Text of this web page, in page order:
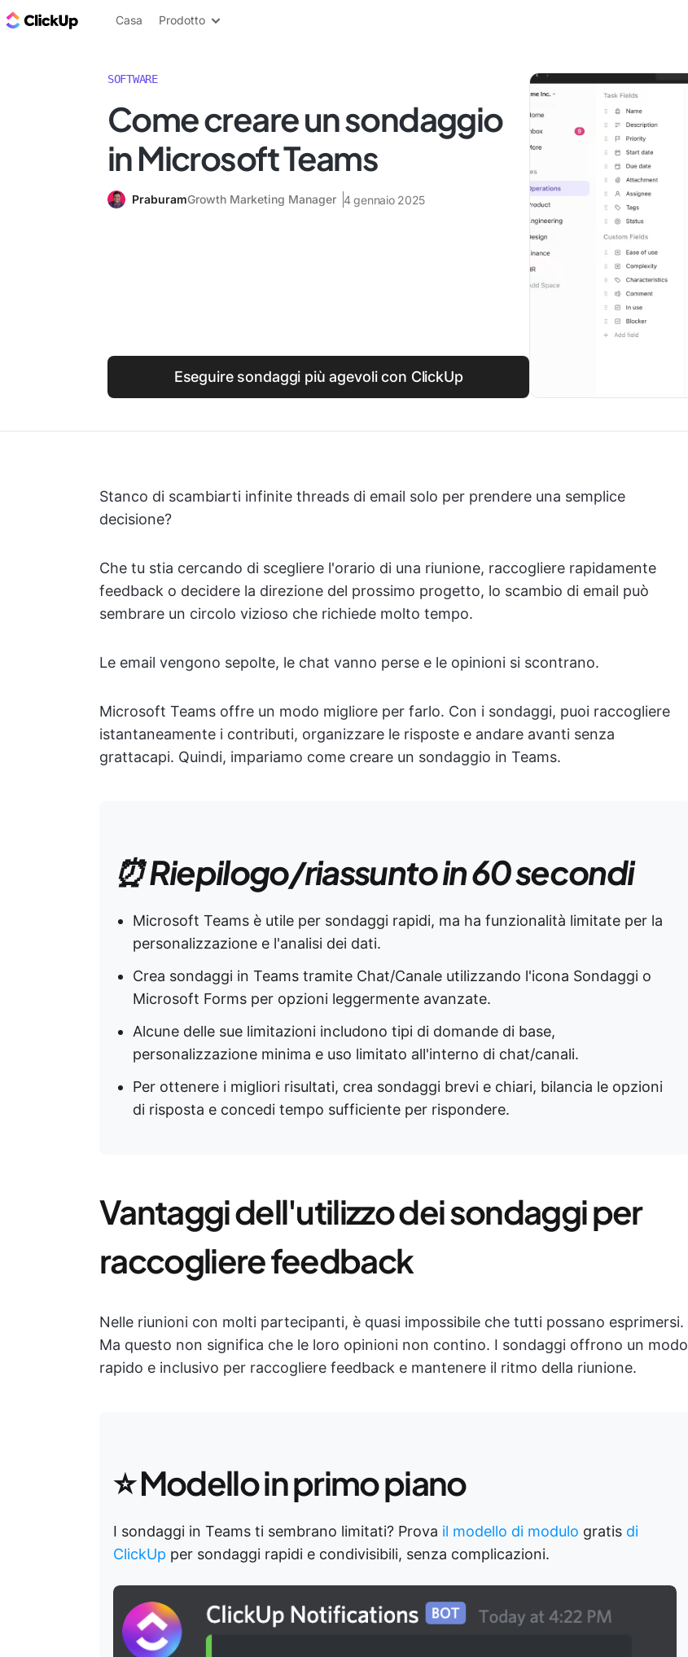
Blog di ClickUp
Casa Prodotto
SOFTWARE
Come creare un sondaggio
in Microsoft Teams
PraburamGrowth Marketing Manager 4 gennaio 2025
Eseguire sondaggi più agevoli con ClickUp
Stanco di scambiarti infinite threads di email solo per prendere una semplice
decisione?
Che tu stia cercando di scegliere l'orario di una riunione, raccogliere rapidamente
feedback o decidere la direzione del prossimo progetto, lo scambio di email può
sembrare un circolo vizioso che richiede molto tempo.
Le email vengono sepolte, le chat vanno perse e le opinioni si scontrano.
Microsoft Teams offre un modo migliore per farlo. Con i sondaggi, puoi raccogliere
istantaneamente i contributi, organizzare le risposte e andare avanti senza
grattacapi. Quindi, impariamo come creare un sondaggio in Teams.
⏰ Riepilogo/riassunto in 60 secondi
Microsoft Teams è utile per sondaggi rapidi, ma ha funzionalità limitate per la
personalizzazione e l'analisi dei dati.
Crea sondaggi in Teams tramite Chat/Canale utilizzando l'icona Sondaggi o
Microsoft Forms per opzioni leggermente avanzate.
Alcune delle sue limitazioni includono tipi di domande di base,
personalizzazione minima e uso limitato all'interno di chat/canali.
Per ottenere i migliori risultati, crea sondaggi brevi e chiari, bilancia le opzioni
di risposta e concedi tempo sufficiente per rispondere.
Vantaggi dell'utilizzo dei sondaggi per
raccogliere feedback
Nelle riunioni con molti partecipanti, è quasi impossibile che tutti possano esprimersi.
Ma questo non significa che le loro opinioni non contino. I sondaggi offrono un modo
rapido e inclusivo per raccogliere feedback e mantenere il ritmo della riunione.
⭐ Modello in primo piano
I sondaggi in Teams ti sembrano limitati? Prova il modello di modulo gratis di
ClickUp per sondaggi rapidi e condivisibili, senza complicazioni.